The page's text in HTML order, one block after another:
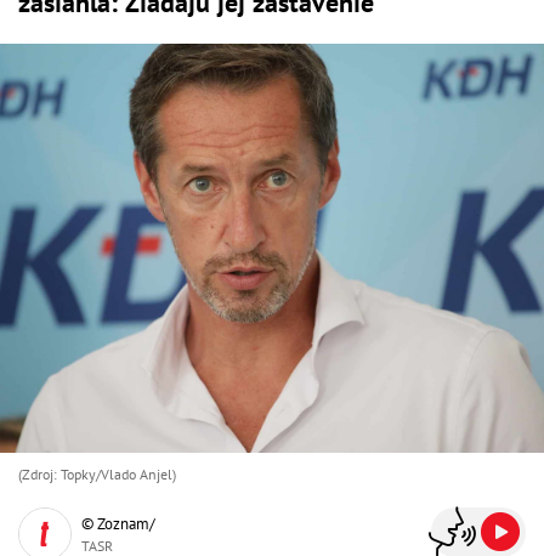
(Zdroj: Topky/Vlado Anjel)
© Zoznam/
TASR